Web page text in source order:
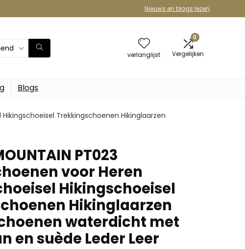
Nieuws en blogs lezen
verlanglijst
0
Vergelijken
Blogs
Hikingschoeisel Trekkingschoenen Hikinglaarzen
PT023
voor Heren
Hikingschoeisel
Hikinglaarzen
waterdicht met
en suède Leder Leer